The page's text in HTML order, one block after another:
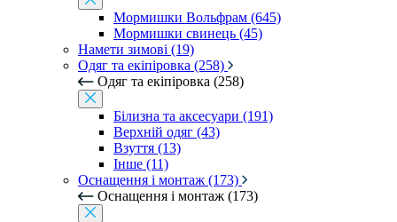
Мормишки Вольфрам (645)
Мормишки свинець (45)
Намети зимові (19)
Одяг та екіпіровка (258)
Одяг та екіпіровка (258)
Білизна та аксесуари (191)
Верхній одяг (43)
Взуття (13)
Інше (11)
Оснащення і монтаж (173)
Оснащення і монтаж (173)